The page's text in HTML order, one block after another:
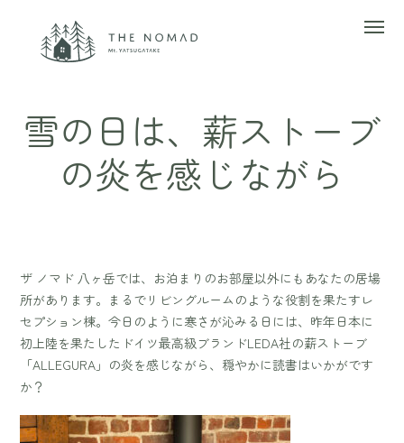
雪の日は、薪ストーブ
の炎を感じながら
ザ ノマド 八ヶ岳では、お泊まりのお部屋以外にもあなたの居場
所があります。まるでリビングルームのような役割を果たすレ
セプション棟。今日のように寒さが沁みる日には、昨年日本に
初上陸を果たしたドイツ最高級ブランドLEDA社の薪ストーブ
「ALLEGURA」の炎を感じながら、穏やかに読書はいかがです
か？